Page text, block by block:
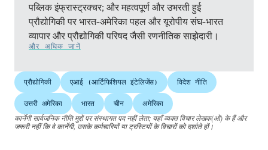
पब्लिक इंफ्रास्ट्रक्चर; और महत्वपूर्ण और उभरती हुई
प्रौद्योगिकी पर भारत-अमेरिका पहल और यूरोपीय संघ-भारत
व्यापार और प्रौद्योगिकी परिषद जैसी रणनीतिक साझेदारी।
और अधिक जानें
प्रौद्योगिकी एआई (आर्टिफिशियल इंटेलिजेंस) विदेश नीति
उत्तरी अमेरिका भारत चीन
अमेरिका
कार्नेगी सार्वजनिक नीति मुद्दों पर संस्थागत पद नहीं लेता; यहाँ व्यक्त विचार लेखक(ओं) के हैं और
जरूरी नहीं कि वे कार्नेगी, उसके कर्मचारियों या ट्रस्टियों के विचारों को दर्शाते हों।